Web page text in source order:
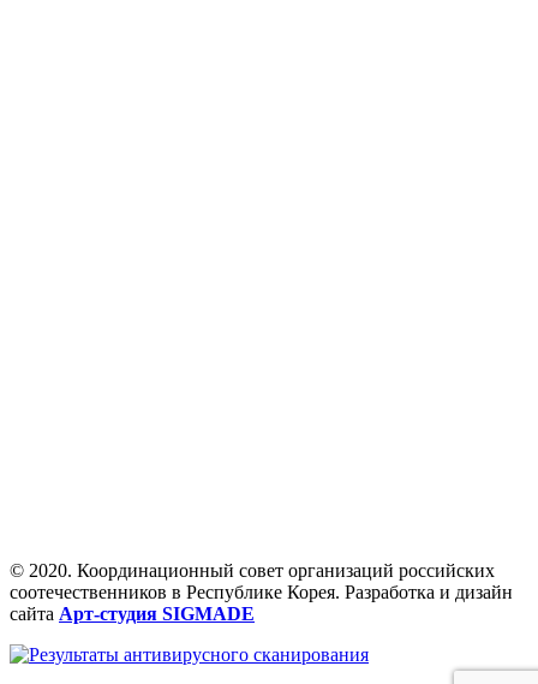
© 2020. Координационный совет организаций российских
соотечественников в Республике Корея. Разработка и дизайн
сайта Арт-студия SIGMADE